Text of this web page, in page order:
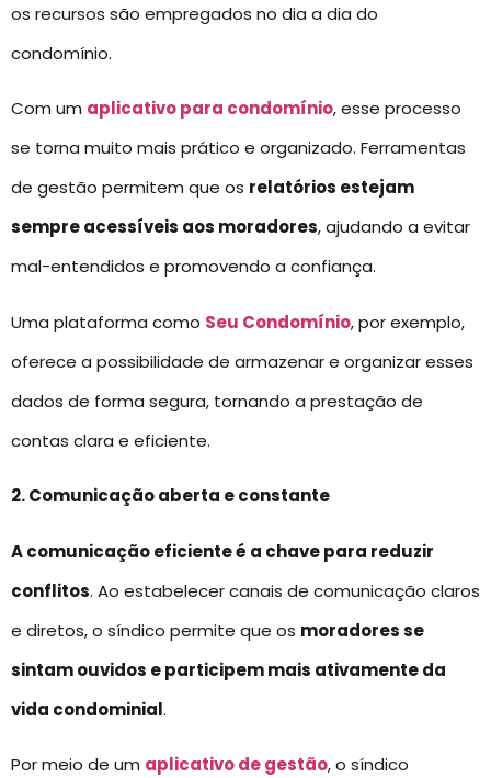
os recursos são empregados no dia a dia do
condomínio.
Com um aplicativo para condomínio, esse processo
se torna muito mais prático e organizado. Ferramentas
de gestão permitem que os relatórios estejam
sempre acessíveis aos moradores, ajudando a evitar
mal-entendidos e promovendo a confiança.
Uma plataforma como Seu Condomínio, por exemplo,
oferece a possibilidade de armazenar e organizar esses
dados de forma segura, tornando a prestação de
contas clara e eficiente.
2. Comunicação aberta e constante
A comunicação eficiente é a chave para reduzir
conflitos. Ao estabelecer canais de comunicação claros
e diretos, o síndico permite que os moradores se
sintam ouvidos e participem mais ativamente da
vida condominial.
Por meio de um aplicativo de gestão, o síndico